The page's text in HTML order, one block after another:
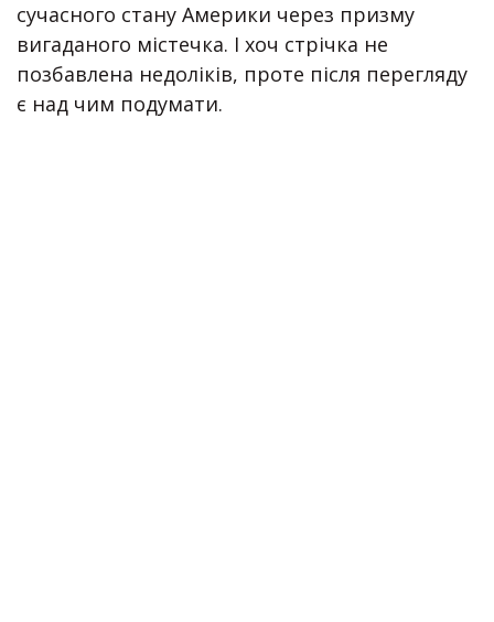
сучасного стану Америки через призму
вигаданого містечка. І хоч стрічка не
позбавлена недоліків, проте після перегляду
є над чим подумати.